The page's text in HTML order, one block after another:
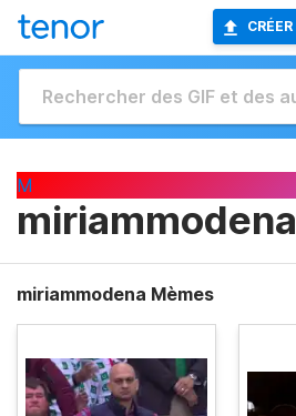
CRÉER
M
miriammodena
miriammodena Mèmes